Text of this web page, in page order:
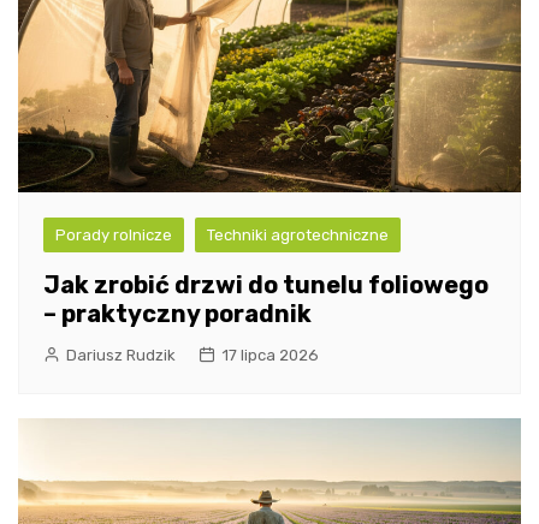
Porady rolnicze Techniki agrotechniczne
Jak zrobić drzwi do tunelu foliowego
– praktyczny poradnik
Dariusz Rudzik 17 lipca 2026